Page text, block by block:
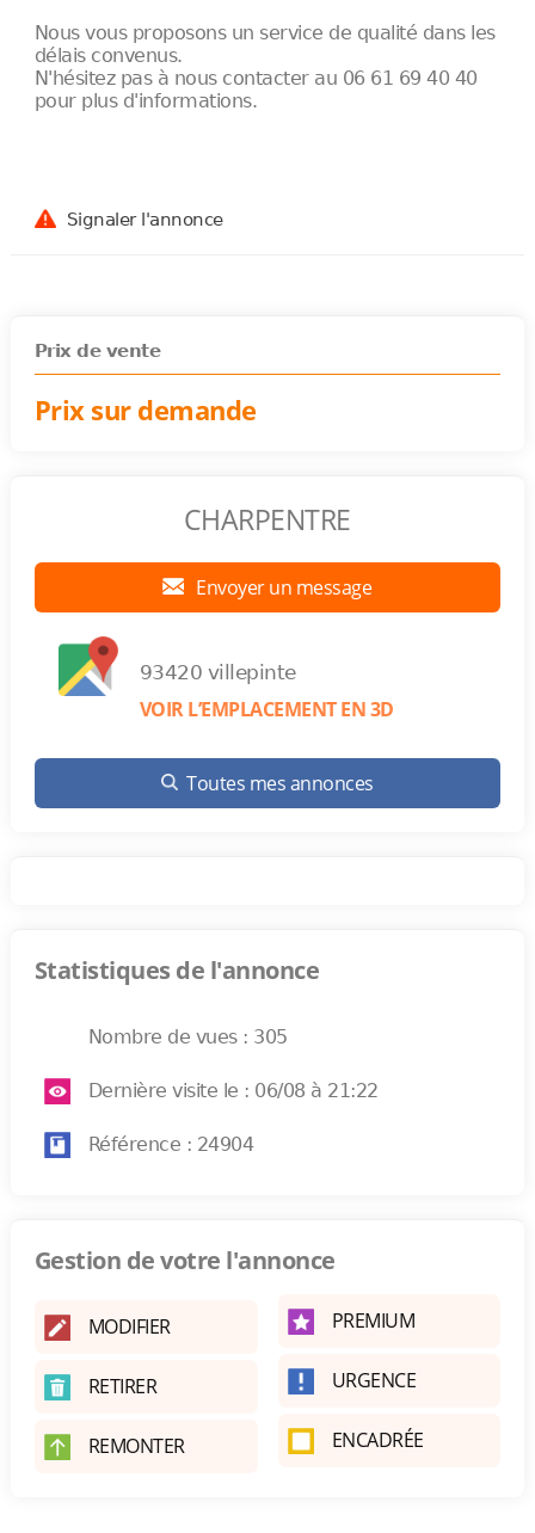
Nous vous proposons un service de qualité dans les
délais convenus.
N'hésitez pas à nous contacter au 06 61 69 40 40
pour plus d'informations.
Signaler l'annonce
Prix de vente
Prix sur demande
CHARPENTRE
Envoyer un message
93420 villepinte
VOIR L’EMPLACEMENT EN 3D
Toutes mes annonces
Statistiques de l'annonce
Nombre de vues : 305
Dernière visite le : 06/08 à 21:22
Référence : 24904
Gestion de votre l'annonce
MODIFIER
RETIRER
REMONTER
PREMIUM
URGENCE
ENCADRÉE